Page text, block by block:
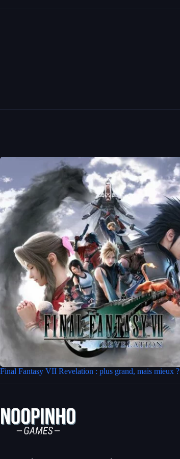
Final Fantasy VII Revelation : plus grand, mais mieux ?